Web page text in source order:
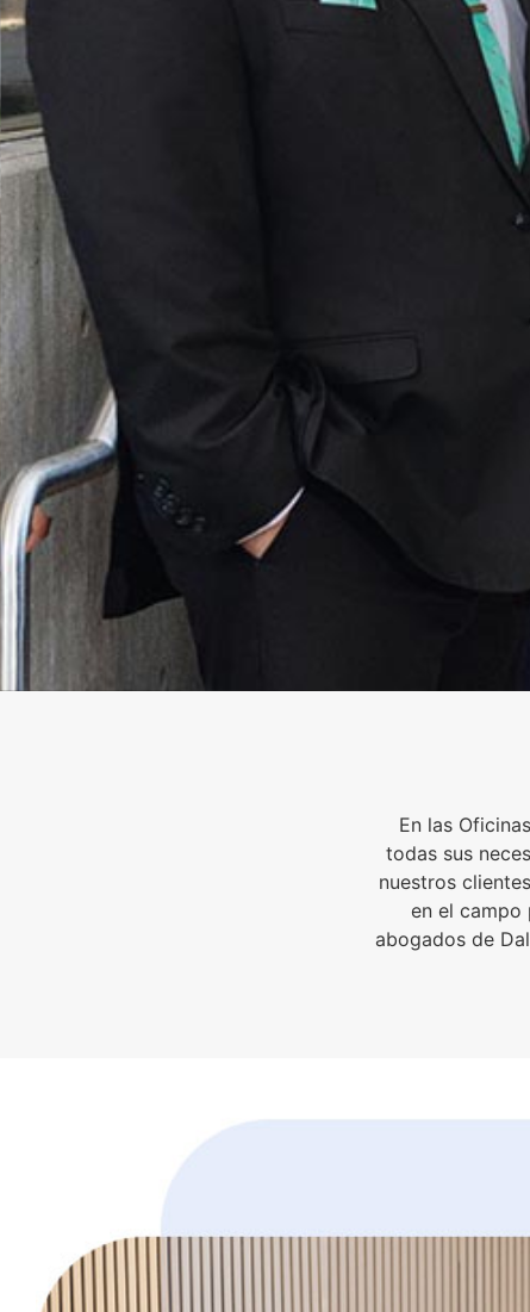
En las
todas sus
nuestros
en el campo
abogados de